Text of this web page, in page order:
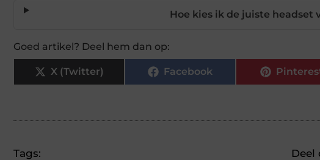
Hoe kies ik de juiste headset
Goed artikel? Deel hem dan op:
X (Twitter) Facebook
Tags: Deel